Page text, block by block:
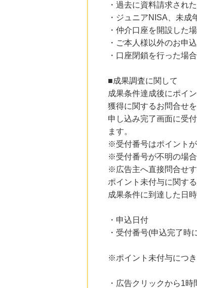
・過去に資料請求され
・ジュニアNISA、未
・仲介口座を開設した
・ご本人様以外のお申
・口座閉鎖を行った場
■成果調査に関して
成果条件達成後にポイ
獲得に関するお問合せ
申し込み完了画面に受
ます。
※受付番号はポイント
※受付番号が不明の場
※広告主へ直接問合せ
ポイント未付与に関す
成果条件に到達した日
・申込日付
・受付番号(申込完了時
※ポイント未付与につ
・広告クリックから1